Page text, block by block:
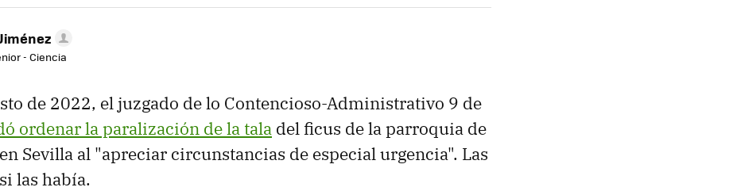
- Ciencia
de 2022, el juzgado de lo Contencioso-Administrativo 9 de
ordenar la paralización de la tala del ficus de la parroquia de
Sevilla al "apreciar circunstancias de especial urgencia". Las
las había.